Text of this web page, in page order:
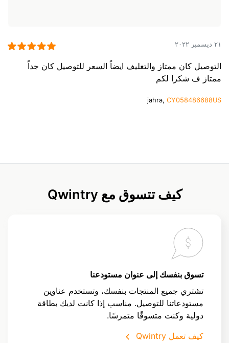
٢١ ديسمبر ٢٠٢٢
التوصيل كان ممتاز والتغليف ايضاً السعر للتوصيل كان جداً
ممتاز ف شكرا لكم
jahra, CY058486688US
كيف تتسوق مع Qwintry
تسوق بنفسك إلى عنوان مستودعنا
تشتري جميع المنتجات بنفسك، وتستخدم عناوين
مستودعاتنا للتوصيل. مناسب إذا كانت لديك بطاقة
دولية وكنت متسوقًا متمرسًا.
كيف تعمل Qwintry